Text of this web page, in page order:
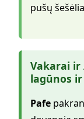
pušų
Vakarai ir
lagūnos
Pafe